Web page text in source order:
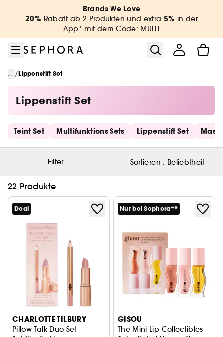
Brands We Love
20% Rabatt ab 2 Produkten und extra 5% in der
App* mit dem Code: MULTI
... /Lippenstift Set
Lippenstift Set
Schnelllinks überspringen
Teint Set Multifunktions Sets Lippenstift Set
Filter Sortieren : Beliebtheit
22 Produkte
Deal
CHARLOTTE TILBURY
Pillow Talk Duo Set
Nur bei Sephora**
GISOU
The Mini Lip Collectibles